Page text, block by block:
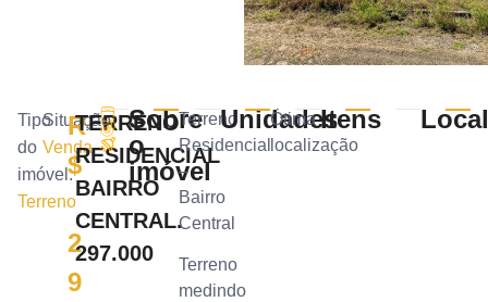
Tipo
do
imóvel:
Terreno
Situação:
Venda
R
$
2
9
TERRENO
RESIDENCIAL
BAIRRO
CENTRAL.
297.000
Sobre
o
imóvel
Terreno
Residencial
–
Bairro
Central
Terreno
medindo
Unidades
Ótima
localização
Itens